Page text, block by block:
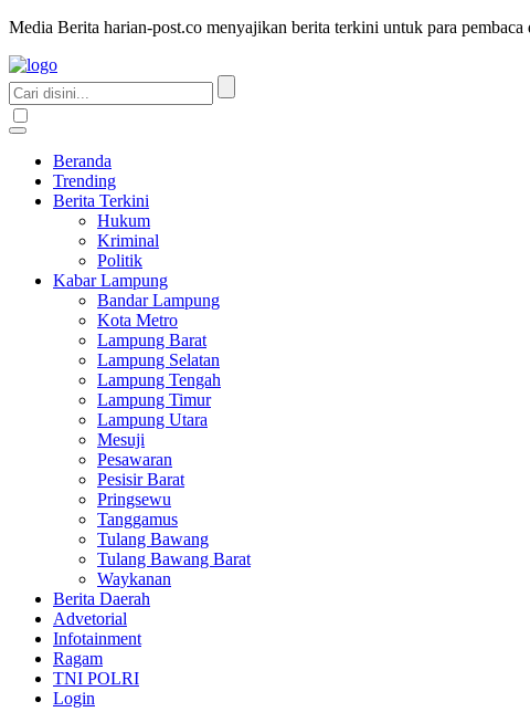
Media Berita harian-post.co menyajikan berita terkini untuk para
Beranda
Trending
Berita Terkini
Hukum
Kriminal
Politik
Kabar Lampung
Bandar Lampung
Kota Metro
Lampung Barat
Lampung Selatan
Lampung Tengah
Lampung Timur
Lampung Utara
Mesuji
Pesawaran
Pesisir Barat
Pringsewu
Tanggamus
Tulang Bawang
Tulang Bawang Barat
Waykanan
Berita Daerah
Advetorial
Infotainment
Ragam
TNI POLRI
Login